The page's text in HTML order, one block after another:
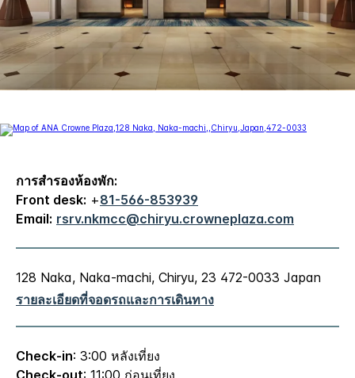
การสำรองห้องพัก:
Front desk: +81-566-853939
Email: rsrv.nkmcc@chiryu.crowneplaza.com
128 Naka, Naka-machi, Chiryu, 23 472-0033 Japan
รายละเอียดที่จอดรถและการเดินทาง
Check-in: 3:00 หลังเที่ยง
Check-out: 11:00 ก่อนเที่ยง